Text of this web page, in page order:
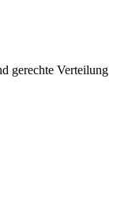
gerechte Verteilung